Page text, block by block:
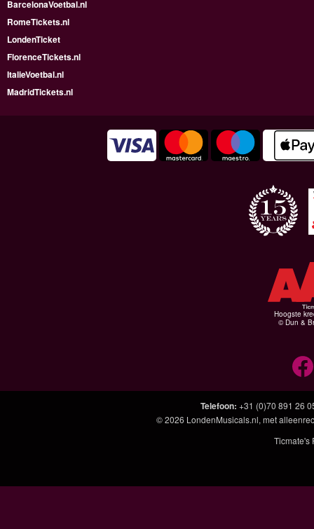
BarcelonaVoetbal.nl
RomeTickets.nl
LondenTicket
FlorenceTickets.nl
ItalieVoetbal.nl
MadridTickets.nl
Hoogste
© Dun &
Telefoon: +31 (0)70 891 26
© 2026 LondenMusicals.nl, met
Ticmate's